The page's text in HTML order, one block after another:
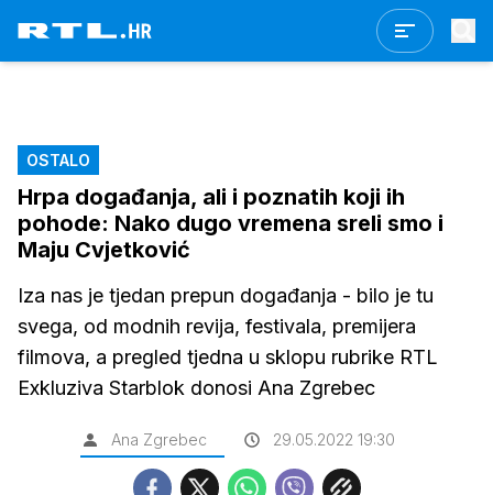
OSTALO
Hrpa događanja, ali i poznatih koji ih
pohode: Nako dugo vremena sreli smo i
Maju Cvjetković
Iza nas je tjedan prepun događanja - bilo je tu
svega, od modnih revija, festivala, premijera
filmova, a pregled tjedna u sklopu rubrike RTL
Exkluziva Starblok donosi Ana Zgrebec
Ana Zgrebec 29.05.2022 19:30